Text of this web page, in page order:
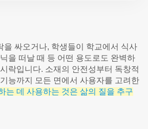
을 싸오거나, 학생들이 학교에서 식사
을 떠날 때 등 어떤 용도로도 완벽하
락입니다. 소재의 안전성부터 독창적
능까지 모든 면에서 사용자를 고려한
는 데 사용하는 것은 삶의 질을 추구